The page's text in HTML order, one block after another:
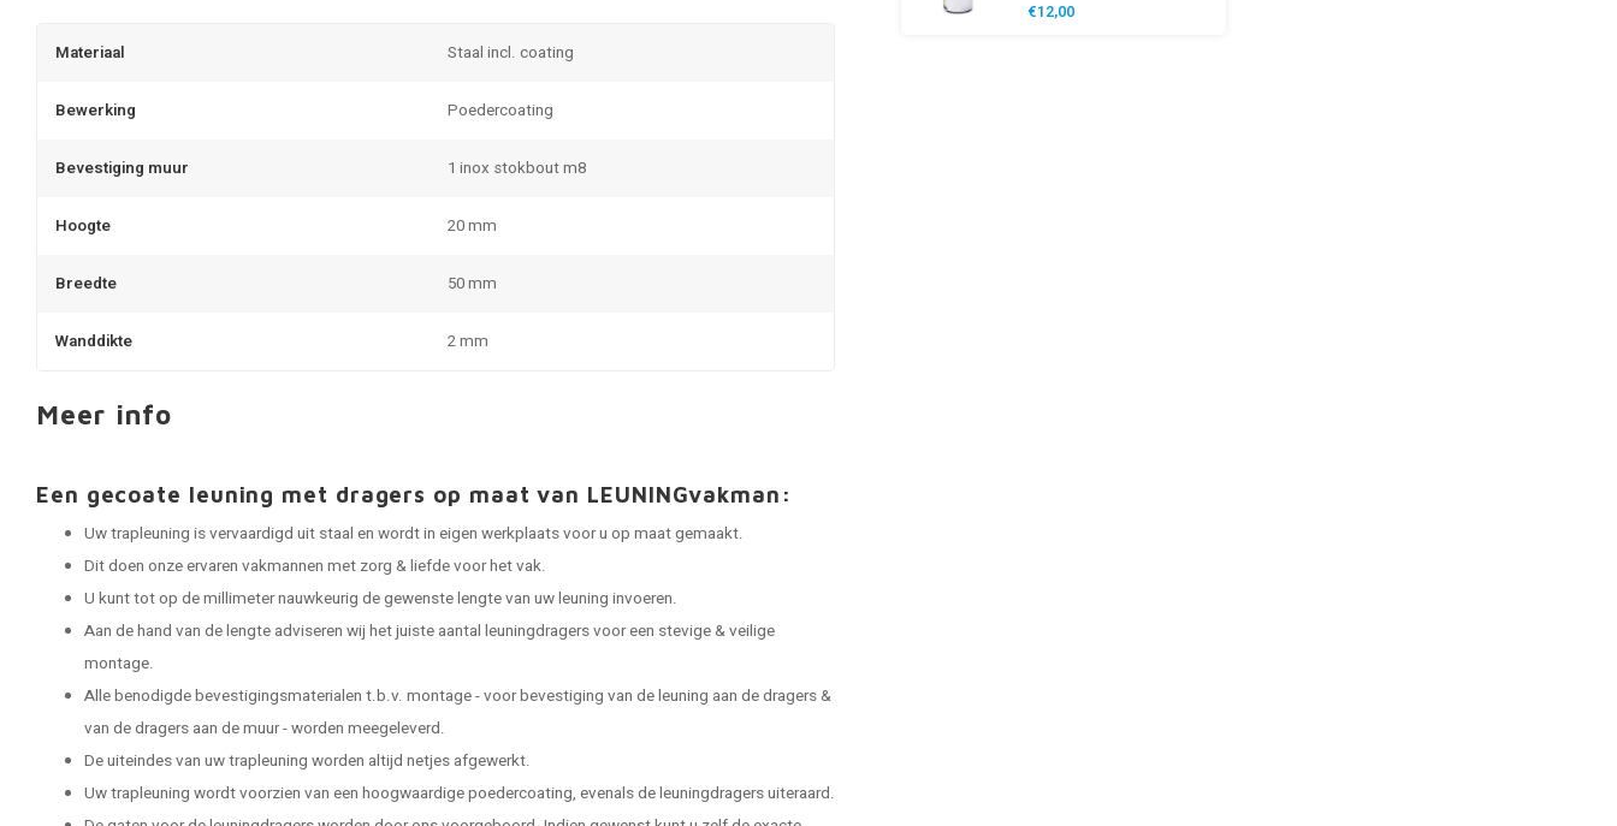
Materiaal Staal incl. coating
Bewerking Poedercoating
Bevestiging muur 1 inox stokbout m8
Hoogte 20 mm
Breedte 50 mm
Wanddikte 2 mm
Meer info
Een gecoate leuning met dragers op maat van LEUNINGvakman:
Uw trapleuning is vervaardigd uit staal en wordt in eigen werkplaats voor u op maat gemaakt.
Dit doen onze ervaren vakmannen met zorg & liefde voor het vak.
U kunt tot op de millimeter nauwkeurig de gewenste lengte van uw leuning invoeren.
Aan de hand van de lengte adviseren wij het juiste aantal leuningdragers voor een stevige & veilige
montage.
Alle benodigde bevestigingsmaterialen t.b.v. montage - voor bevestiging van de leuning aan de dragers &
van de dragers aan de muur - worden meegeleverd.
De uiteindes van uw trapleuning worden altijd netjes afgewerkt.
Uw trapleuning wordt voorzien van een hoogwaardige poedercoating, evenals de leuningdragers uiteraard.
€12,00